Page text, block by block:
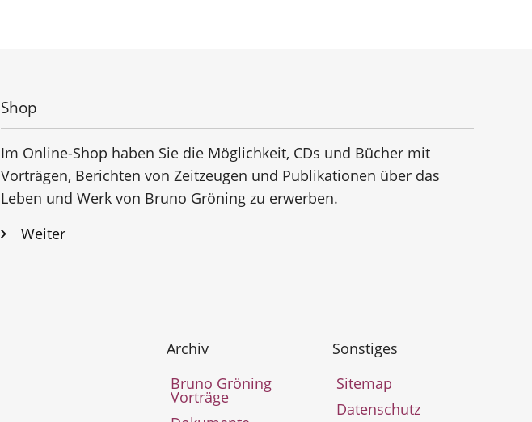
Shop
Im Online-Shop haben Sie die Möglichkeit, CDs und Bücher mit
Vorträgen, Berichten von Zeitzeugen und Publikationen über das
Leben und Werk von Bruno Gröning zu erwerben.
Weiter
Archiv
Bruno Gröning
Vorträge
Sonstiges
Sitemap
Datenschutz